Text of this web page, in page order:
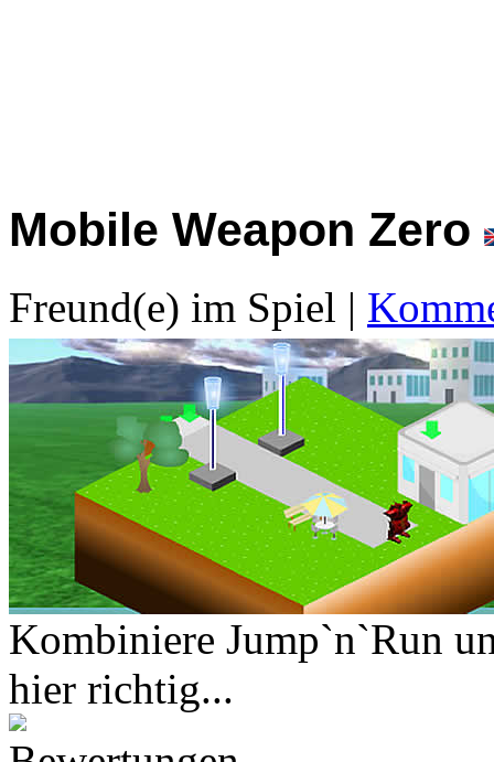
Mobile Weapon Zero
Freund(e) im Spiel |
Kombiniere Jump`n`Run
hier richtig...